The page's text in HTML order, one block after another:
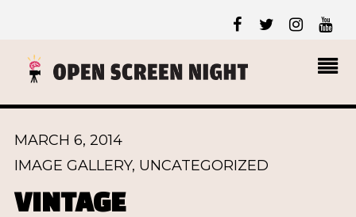
MARCH 6, 2014
IMAGE GALLERY, UNCATEGORIZED
VINTAGE